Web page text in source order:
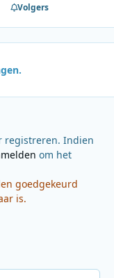
Volgers
registreren. Indien
om het
goedgekeurd
is.